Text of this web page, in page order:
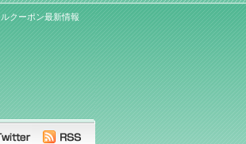
クーポン最新情報